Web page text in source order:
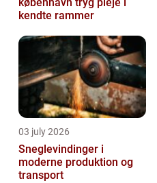
kendte rammer
03 july 2026
Sneglevindinger i
moderne produktion og
transport